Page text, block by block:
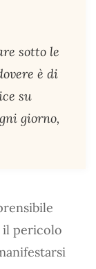
sotto le
è di
su
giorno,
il pericolo